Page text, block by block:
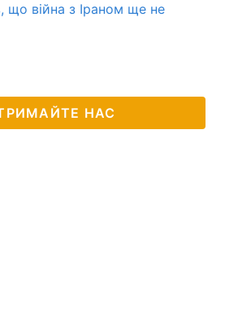
що війна з Іраном ще не
НАС